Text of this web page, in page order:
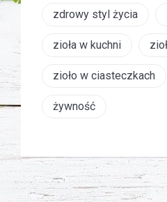
zdrowy styl życia
zioła w kuchni
zioło w ciasteczkach
żywność